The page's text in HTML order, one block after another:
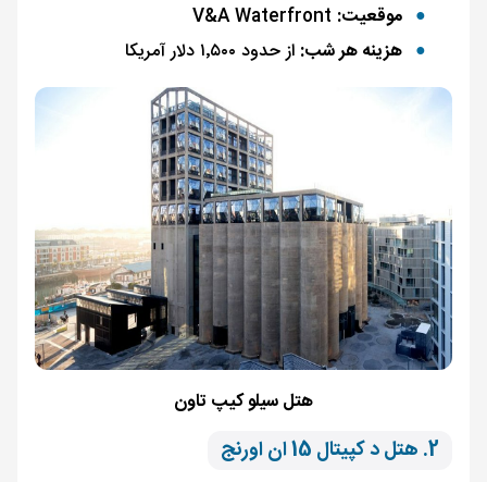
موقعیت:
هزینه هر شب: از حدود ۱٬۵۰۰ دلار آمریکا
هتل سیلو کیپ تاون
2. هتل د کپیتال 15 ان اورنج